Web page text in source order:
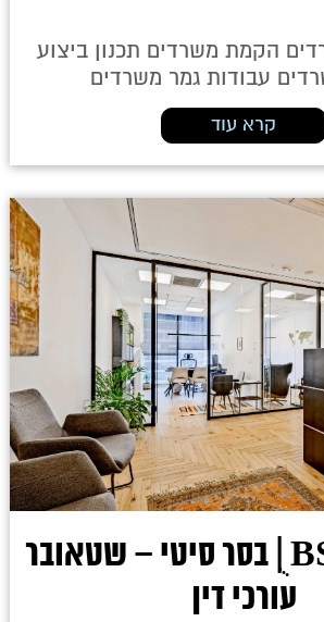
הקמת משרדים תכנון ביצוע
עבודות גמר משרדים
קרא עוד
BSR CITY ֻ| בסר סיטי – שטאובר
עורכי דין